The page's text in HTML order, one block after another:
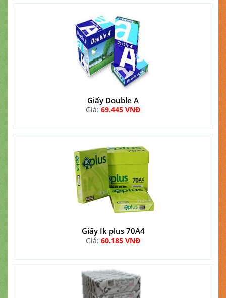
Giấy Double A
Giá: 69.445 VNĐ
Giấy Ik plus 70A4
Giá: 60.185 VNĐ